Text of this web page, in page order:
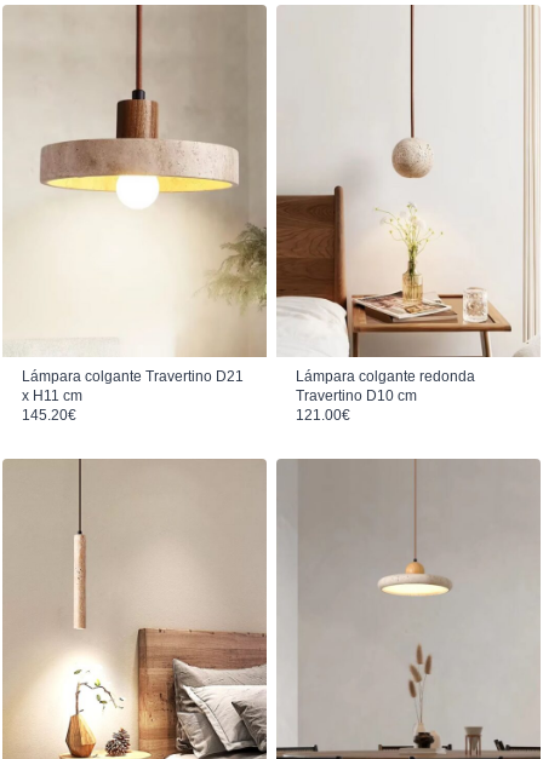
Lámpara colgante Travertino D21
x H11 cm
145.20€
Lámpara colgante redonda
Travertino D10 cm
121.00€